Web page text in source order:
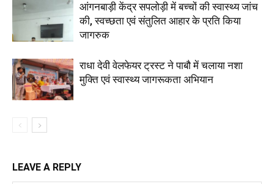
आंगनबाड़ी केंद्र सपलोड़ी में बच्चों की स्वास्थ्य जांच
की, स्वच्छता एवं संतुलित आहार के प्रति किया
जागरुक
राधा देवी वेलफेयर ट्रस्ट ने पाबौ में चलाया नशा
मुक्ति एवं स्वास्थ्य जागरूकता अभियान
LEAVE A REPLY